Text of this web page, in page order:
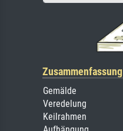
Zusammenfassung
Gemälde
Veredelung
Keilrahmen